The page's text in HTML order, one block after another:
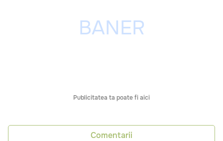
Publicitatea ta poate fi aici
Comentarii